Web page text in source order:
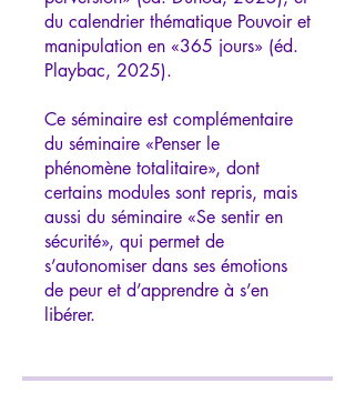
du calendrier thématique Pouvoir et
manipulation en «365 jours» (éd.
Playbac, 2025).
Ce séminaire est complémentaire
du séminaire «Penser le
phénomène totalitaire», dont
certains modules sont repris, mais
aussi du séminaire «Se sentir en
sécurité», qui permet de
s’autonomiser dans ses émotions
de peur et d’apprendre à s’en
libérer.